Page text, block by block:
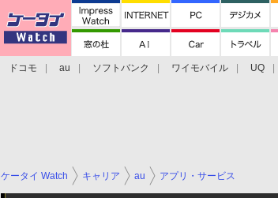
ドコモ au ソフトバンク ワイモバイル UQ
ケータイ Watch キャリア au アプリ・サービス